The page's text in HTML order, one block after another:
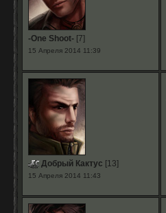
-One Shoot-[7]
15 Апреля 2014 11:39
Добрый Кактус [13]
15 Апреля 2014 11:43